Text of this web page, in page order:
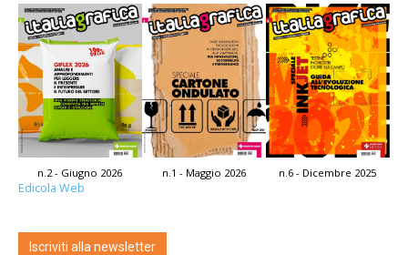
n.2 - Giugno 2026 n.1 - Maggio 2026 n.6 - Dicembre 2025
Edicola Web
Iscriviti alla newsletter